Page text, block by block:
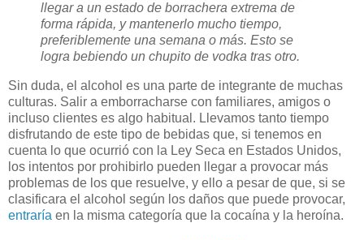
llegar a un estado de borrachera extrema de
forma rápida, y mantenerlo mucho tiempo,
preferiblemente una semana o más. Esto se
logra bebiendo un chupito de vodka tras otro.
Sin duda, el alcohol es una parte de integrante de muchas
culturas. Salir a emborracharse con familiares, amigos o
incluso clientes es algo habitual. Llevamos tanto tiempo
disfrutando de este tipo de bebidas que, si tenemos en
cuenta lo que ocurrió con la Ley Seca en Estados Unidos,
los intentos por prohibirlo pueden llegar a provocar más
problemas de los que resuelve, y ello a pesar de que, si se
clasificara el alcohol según los daños que puede provocar,
entraría en la misma categoría que la cocaína y la heroína.